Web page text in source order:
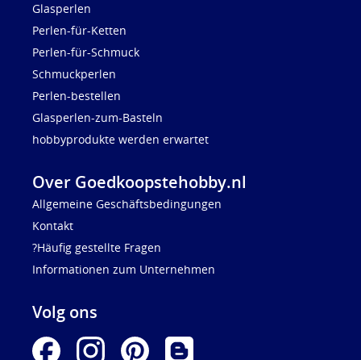
Glasperlen
Perlen-für-Ketten
Perlen-für-Schmuck
Schmuckperlen
Perlen-bestellen
Glasperlen-zum-Basteln
hobbyprodukte werden erwartet
Over Goedkoopstehobby.nl
Allgemeine Geschäftsbedingungen
Kontakt
?Häufig gestellte Fragen
Informationen zum Unternehmen
Volg ons